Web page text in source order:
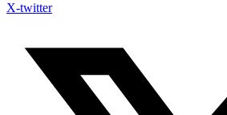
X-twitter